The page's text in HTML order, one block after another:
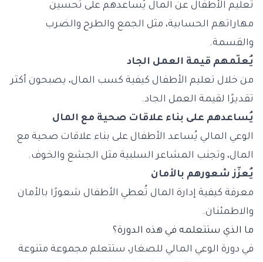
تعليم الأطفال عن المال يُساعدهم على تحسين
مهاراتهم الحسابية، مثل الجمع والطرح والضرب
والقسمة.
يُعلّمهم قيمة العمل الجاد
من خلال تعليم الأطفال كيفية كسب المال، يصبحون أكثر
تقديرًا لقيمة العمل الجاد.
يُساعدهم على بناء علاقات صحية مع المال
الوعي المالي يُساعد الأطفال على بناء علاقات صحية مع
المال، وتجنب المشاعر السلبية مثل الجشع والخوف.
يُعزّز شعورهم بالأمان
معرفة كيفية إدارة المال تُعطي الأطفال شعورًا بالأمان
والاطمئنان.
ما الذي ستتعلمه في هذه الدورة؟
في دورة الوعي المالي للصغار، ستتعلم مجموعة متنوعة